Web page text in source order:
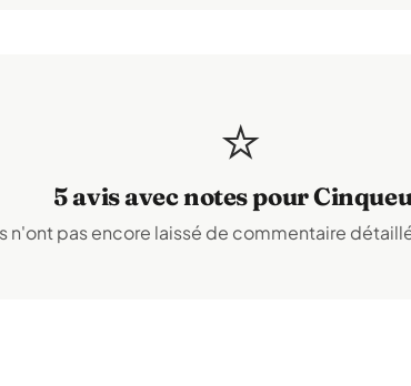
⭐
5 avis avec notes pour
n'ont pas encore laissé de commentaire